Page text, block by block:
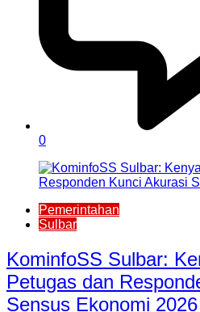
0
Pemerintahan
Sulbar
KominfoSS Sulbar:
Petugas dan
Sensus Ekonomi 2026